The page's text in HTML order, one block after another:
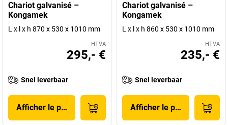
Chariot galvanisé –
Kongamek
L x l x h 870 x 530 x 1010 mm
HTVA
295,- €
Snel leverbaar
Afficher le produit
Chariot galvanisé –
Kongamek
L x l x h 860 x 530 x 1010 mm
HTVA
235,- €
Snel leverbaar
Afficher le produit